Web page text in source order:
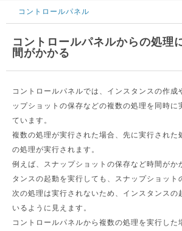
コントロールパネル
コントロールパネルからの処理
間がかかる
コントロールパネルでは、インスタンスの作成
ップショットの保存などの複数の処理を同時に
ています。
複数の処理が実行された場合、先に実行された
の処理が実行されます。
例えば、スナップショットの保存など時間がか
タンスの起動を実行しても、スナップショット
次の処理は実行されないため、インスタンスの
いるように見えます。
コントロールパネルから複数の処理を実行した